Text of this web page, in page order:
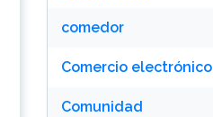
comedor
Comercio electrónico
Comunidad